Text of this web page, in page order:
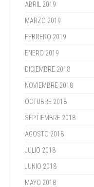
ABRIL 2019
MARZO 2019
FEBRERO 2019
ENERO 2019
DICIEMBRE 2018
NOVIEMBRE 2018
OCTUBRE 2018
SEPTIEMBRE 2018
AGOSTO 2018
JULIO 2018
JUNIO 2018
MAYO 2018